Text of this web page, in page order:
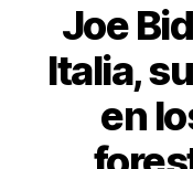
Joe
Italia,
en